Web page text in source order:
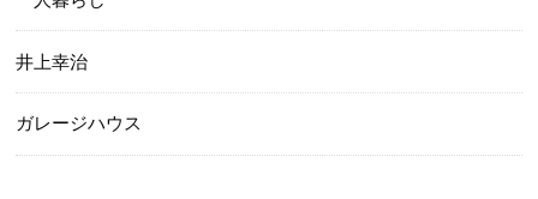
井上幸治
ガレージハウス